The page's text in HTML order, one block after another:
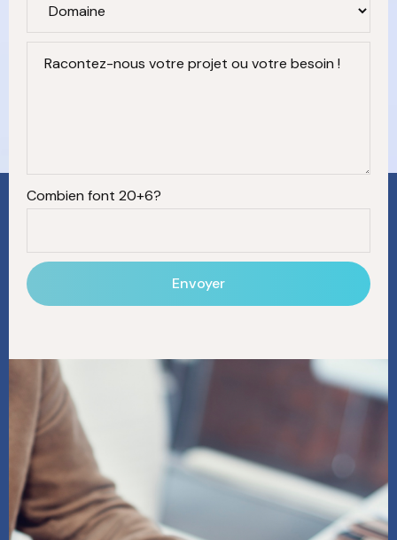
Racontez-nous votre projet ou votre besoin !
Combien font 20+6?